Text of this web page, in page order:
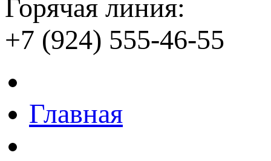
Горячая линия:
+7 (924) 555-46-55
Главная